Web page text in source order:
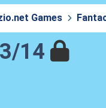
Games
14